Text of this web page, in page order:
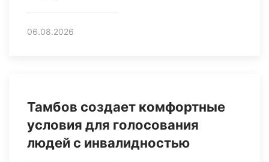
06.08.2026
Тамбов создает комфортные
условия для голосования
людей с инвалидностью